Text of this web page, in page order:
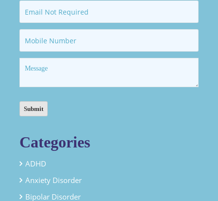
Categories
ADHD
Anxiety Disorder
Bipolar Disorder